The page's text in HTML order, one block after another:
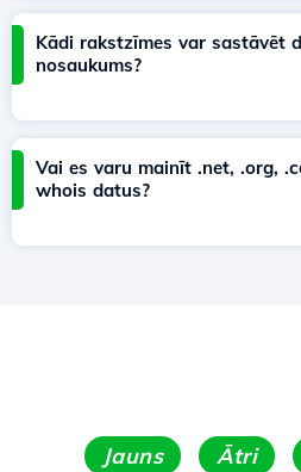
Kādi rakstzīmes var sastāvēt
nosaukums?
Vai es varu mainīt .net, .org,
whois datus?
Jauns Ātri